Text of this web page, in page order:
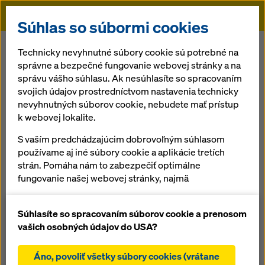
Doka
Hardman Square
Spinningfields
Spojené kráľovstvo
veľmi náročný hospodársky areál. Postavených bolo spolu
Súhlas so súbormi cookies
Technicky nevyhnutné súbory cookie sú potrebné na
správne a bezpečné fungovanie webovej stránky a na
správu vášho súhlasu. Ak nesúhlasíte so spracovaním
svojich údajov prostredníctvom nastavenia technicky
nevyhnutných súborov cookie, nebudete mať prístup
k webovej lokalite.
S vaším predchádzajúcim dobrovoľným súhlasom
používame aj iné súbory cookie a aplikácie tretích
strán. Pomáha nám to zabezpečiť optimálne
fungovanie našej webovej stránky, najmä
stránky (funkčné a štatistické súbory cookie),
uľahčenie hladkého procesu nákupu pri používaní
štatistické súbory cookie),
Súhlasíte so spracovaním súborov cookie a prenosom
vašich osobných údajov do USA?
Áno, povoliť všetky súbory cookies (vrátane